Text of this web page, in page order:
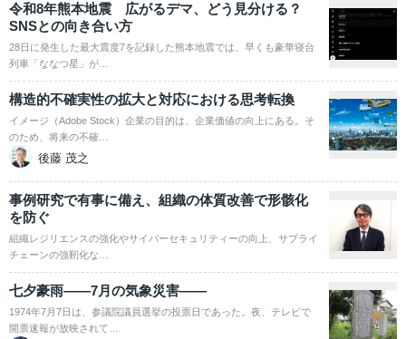
令和8年熊本地震 広がるデマ、どう見分ける？
SNSとの向き合い方
28日に発生した最大震度7を記録した熊本地震では、早くも豪華寝台
列車「ななつ星」が…
構造的不確実性の拡大と対応における思考転換
イメージ（Adobe Stock）企業の目的は、企業価値の向上にある。そ
のため、将来の不確…
後藤 茂之
事例研究で有事に備え、組織の体質改善で形骸化
を防ぐ
組織レジリエンスの強化やサイバーセキュリティーの向上、サプライ
チェーンの強靭化な…
七夕豪雨――7月の気象災害――
1974年7月7日は、参議院議員選挙の投票日であった。夜、テレビで
開票速報が放映されて…